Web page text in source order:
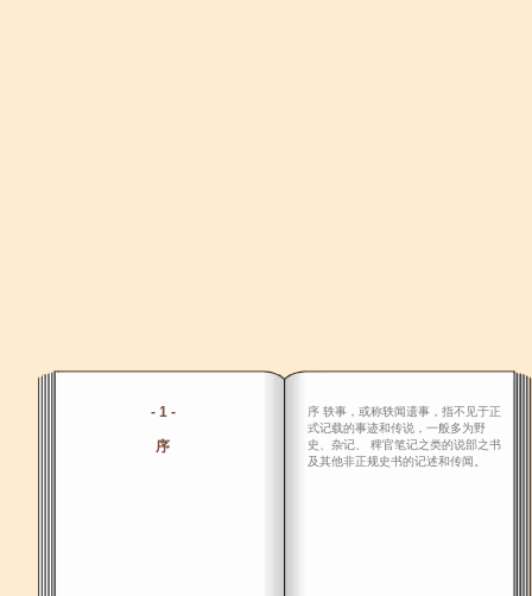
- 1 -
序
序 轶事，或称轶闻遗事，指不见于正
式记载的事迹和传说，一般多为野
史、杂记、 稗官笔记之类的说部之书
及其他非正规史书的记述和传闻。